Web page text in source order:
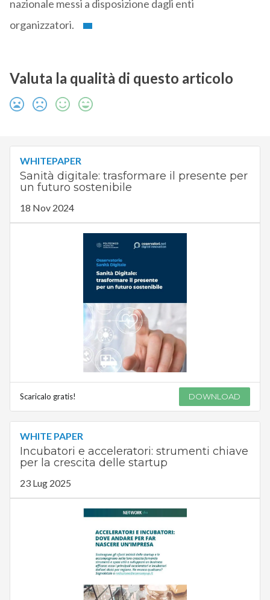
nazionale messi a disposizione dagli enti
organizzatori.
Valuta la qualità di questo articolo
WHITEPAPER
Sanità digitale: trasformare il presente per
un futuro sostenibile
18 Nov 2024
Scaricalo gratis! DOWNLOAD
WHITE PAPER
Incubatori e acceleratori: strumenti chiave
per la crescita delle startup
23 Lug 2025